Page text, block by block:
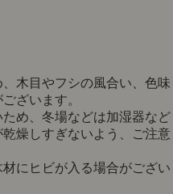
木目やフシの風合い、色味
ざいます。
め、冬場などは加湿器など
燥しすぎないよう、ご注意
にヒビが入る場合がござい